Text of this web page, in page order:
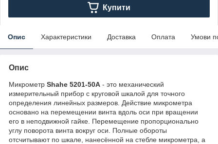
Купити
Опис Характеристики Доставка Оплата Умови
Опис
Микрометр Shahe 5201-50A - это механический
измерительный прибор с круговой шкалой для точного
определения линейных размеров. Действие микрометра
основано на перемещении винта вдоль оси при вращении
его в неподвижной гайке. Перемещение пропорционально
углу поворота винта вокруг оси. Полные обороты
отсчитывают по шкале, нанесённой на стебле микрометра, а